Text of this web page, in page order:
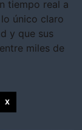
tiempo real a
único claro
y que sus
miles de
X